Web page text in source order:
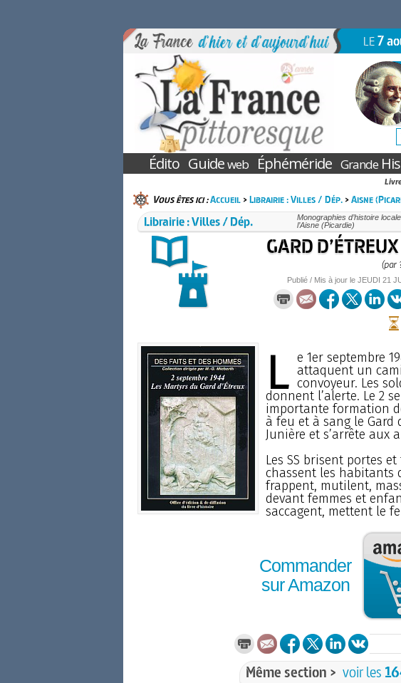
LE7
Édito Guideweb Éphéméride Grande
Vous êtes ici :Accueil>Librairie : Villes / Dép.>Aisne
Librairie : Villes / Dép.
Monographies d’histoire
l’Aisne (Picardie)
GARD
(par
Publié / Mis à jour le JEUDI 21
L e 1er septembre
attaquent un
convoyeur. Les
donnent l’alerte. Le 2
importante formation
à feu et à sang le Gard
Junière et s’arrête aux
Les SS brisent portes
chassent les habitants
frappent, mutilent,
devant femmes et
saccagent, mettent le
Commander
sur Amazon
Même section > voir les